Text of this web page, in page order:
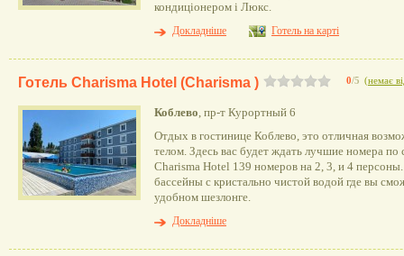
кондиціонером і Люкс.
Докладніше
Готель на карті
0/5 (немає
Готель Charisma Hotel (Charisma )
Коблево, пр-т Курортный 6
Отдых в гостинице Коблево, это отличная
телом. Здесь вас будет ждать лучшие номера
Charisma Hotel 139 номеров на 2, 3, и 4 персоны.
бассейны с кристально чистой водой где вы
удобном шезлонге.
Докладніше